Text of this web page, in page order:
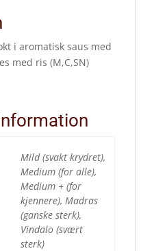
i aromatisk saus med
med ris (M,C,SN)
Mild (svakt krydret),
Medium (for alle),
Medium + (for
kjennere), Madras
(ganske sterk),
Vindalo (svært
sterk)